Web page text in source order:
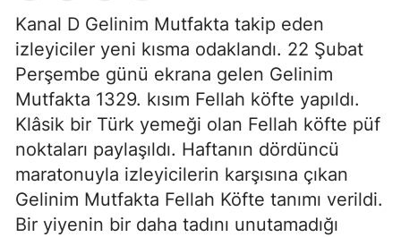
Kanal D Gelinim Mutfakta takip eden
izleyiciler yeni kısma odaklandı. 22 Şubat
Perşembe günü ekrana gelen Gelinim
Mutfakta 1329. kısım Fellah köfte yapıldı.
Klâsik bir Türk yemeği olan Fellah köfte püf
noktaları paylaşıldı. Haftanın dördüncü
maratonuyla izleyicilerin karşısına çıkan
Gelinim Mutfakta Fellah Köfte tanımı verildi.
Bir yiyenin bir daha tadını unutamadığı